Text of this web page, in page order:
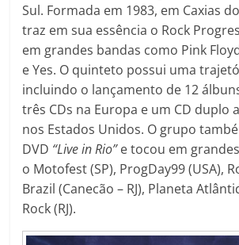
Sul. Formada em 1983, em Caxias
traz em sua essência o Rock
em grandes bandas como Pink
e Yes. O quinteto possui uma
incluindo o lançamento de 12
três CDs na Europa e um CD duplo
nos Estados Unidos. O grupo
DVD “Live in Rio”e tocou em
o Motofest (SP), ProgDay99 (USA),
Brazil (Canecão – RJ), Planeta
Rock (RJ).